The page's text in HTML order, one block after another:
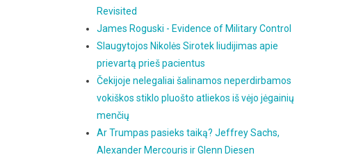
Revisited
James Roguski - Evidence of Military Control
Slaugytojos Nikolės Sirotek liudijimas apie
prievartą prieš pacientus
Čekijoje nelegaliai šalinamos neperdirbamos
vokiškos stiklo pluošto atliekos iš vėjo jėgainių
menčių
Ar Trumpas pasieks taiką? Jeffrey Sachs,
Alexander Mercouris ir Glenn Diesen